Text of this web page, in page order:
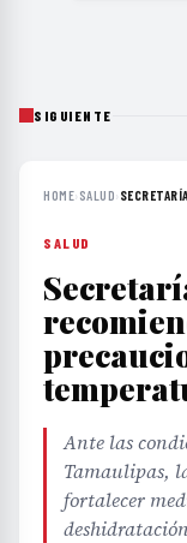
SIGUIENTE
HOME› SALUD›
SALUD
Ante las
Tamaulipas,
fortalecer